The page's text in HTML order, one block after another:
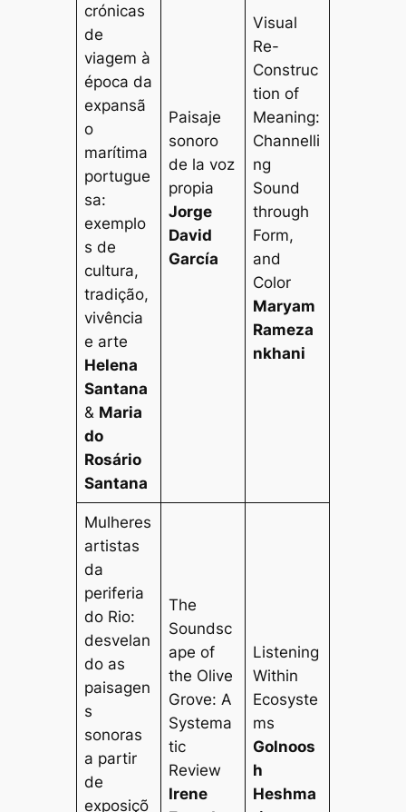
crónicas
de
viagem à
época da
expansã
o
marítima
portugue
sa:
exemplo
s de
cultura,
tradição,
vivência
e arte
Helena
Santana
& Maria
do
Rosário
Santana
Paisaje
sonoro
de la voz
propia
Jorge
David
García
Visual
Re-
Construc
tion of
Meaning:
Channelli
ng
Sound
through
Form,
and
Color
Maryam
Rameza
nkhani
Mulheres
artistas
da
periferia
do Rio:
desvelan
do as
paisagen
s
sonoras
a partir
de
exposiçõ
The
Soundsc
ape of
the Olive
Grove: A
Systema
tic
Review
Irene
Listening
Within
Ecosyste
ms
Golnoos
h
Heshma